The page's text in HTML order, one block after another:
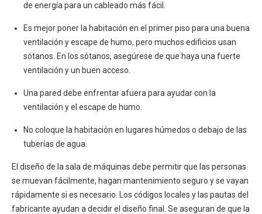
de energía para un cableado más fácil.
Es mejor poner la habitación en el primer piso para una buena
ventilación y escape de humo, pero muchos edificios usan
sótanos. En los sótanos, asegúrese de que haya una fuerte
ventilación y un buen acceso.
Una pared debe enfrentar afuera para ayudar con la
ventilación y el escape de humo.
No coloque la habitación en lugares húmedos o debajo de las
tuberías de agua.
El diseño de la sala de máquinas debe permitir que las personas
se muevan fácilmente, hagan mantenimiento seguro y se vayan
rápidamente si es necesario. Los códigos locales y las pautas del
fabricante ayudan a decidir el diseño final. Se aseguran de que la